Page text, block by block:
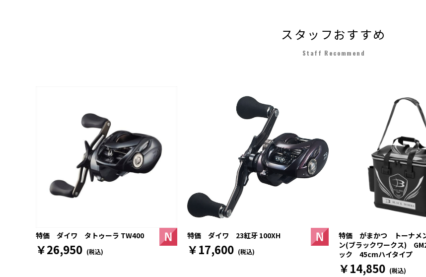
スタッフおすすめ
Staff Recommend
特価 ダイワ タトゥーラ TW400
￥26,950 (税込)
特価 ダイワ 23紅牙 100XH
￥17,600 (税込)
特価 がまかつ トーナメ
ン(ブラックワークス)
ック 45cmハイタイプ
￥14,850 (税込)